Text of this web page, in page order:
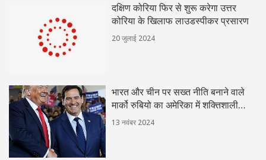
दक्षिण कोरिया फिर से शुरू करेगा उत्तर
कोरिया के खिलाफ लाउडस्पीकर प्रसारण
20 जुलाई 2024
भारत और चीन पर सख्त नीति बनाने वाले
मार्को रुबियो का अमेरिका में शक्तिशाली
भूमिका के लिए चयन
13 नवंबर 2024